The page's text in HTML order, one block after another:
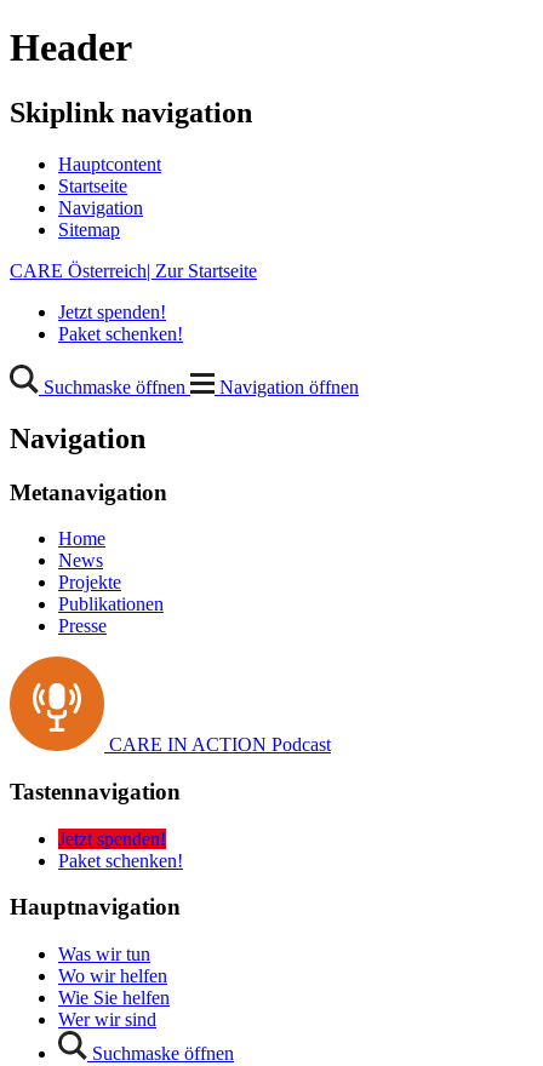
Header
Skiplink navigation
Hauptcontent
Startseite
Navigation
Sitemap
CARE Österreich| Zur Startseite
Jetzt spenden!
Paket schenken!
Suchmaske öffnen Navigation öffnen
Navigation
Metanavigation
Home
News
Projekte
Publikationen
Presse
CARE IN ACTION Podcast
Tastennavigation
Jetzt spenden!
Paket schenken!
Hauptnavigation
Was wir tun
Wo wir helfen
Wie Sie helfen
Wer wir sind
Suchmaske öffnen